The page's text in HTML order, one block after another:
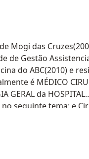
Mogi das
de Gestão
do ABC(2010) e
é MÉDICO
GERAL da HOSPITAL
no seguinte tema: e